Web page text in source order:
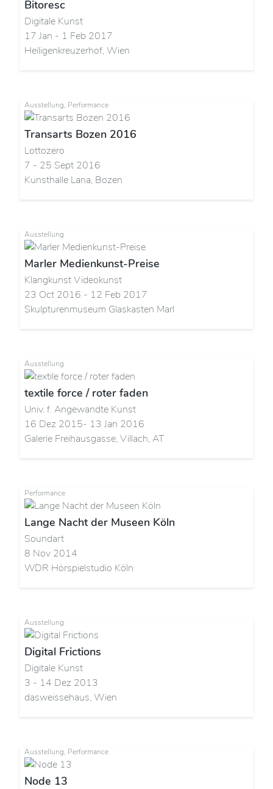
Bitoresc
Digitale Kunst
17 Jan - 1 Feb 2017
Heiligenkreuzerhof, Wien
Ausstellung, Performance
Transarts Bozen 2016
Lottozero
7 - 25 Sept 2016
Kunsthalle Lana, Bozen
Ausstellung
Marler Medienkunst-Preise
Klangkunst Videokunst
23 Oct 2016 - 12 Feb 2017
Skulpturenmuseum Glaskasten Marl
Ausstellung
textile force / roter faden
Univ. f. Angewandte Kunst
16 Dez 2015- 13 Jan 2016
Galerie Freihausgasse, Villach, AT
Performance
Lange Nacht der Museen Köln
Soundart
8 Nov 2014
WDR Hörspielstudio Köln
Ausstellung
Digital Frictions
Digitale Kunst
3 - 14 Dez 2013
dasweissehaus, Wien
Ausstellung, Performance
Node 13